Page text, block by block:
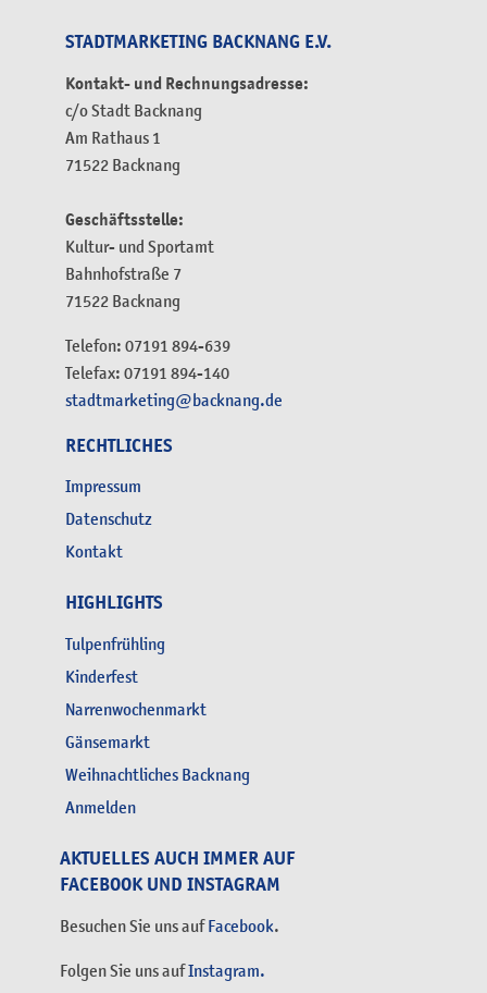
STADTMARKETING BACKNANG E.V.
Kontakt- und Rechnungsadresse:
c/o Stadt Backnang
Am Rathaus 1
71522 Backnang
Geschäftsstelle:
Kultur- und Sportamt
Bahnhofstraße 7
71522 Backnang
Telefon: 07191 894-639
Telefax: 07191 894-140
stadtmarketing@backnang.de
RECHTLICHES
Impressum
Datenschutz
Kontakt
HIGHLIGHTS
Tulpenfrühling
Kinderfest
Narrenwochenmarkt
Gänsemarkt
Weihnachtliches Backnang
Anmelden
AKTUELLES AUCH IMMER AUF
FACEBOOK UND INSTAGRAM
Besuchen Sie uns aufFacebook.
Folgen Sie uns aufInstagram.